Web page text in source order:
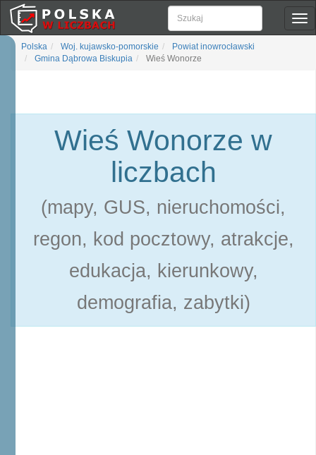
Polska Woj. kujawsko-pomorskie
Powiat inowrocławski
Gmina Dąbrowa Biskupia
Wieś Wonorze
Wieś Wonorze w
liczbach
(mapy, GUS, nieruchomości,
regon, kod pocztowy, atrakcje,
edukacja, kierunkowy,
demografia, zabytki)